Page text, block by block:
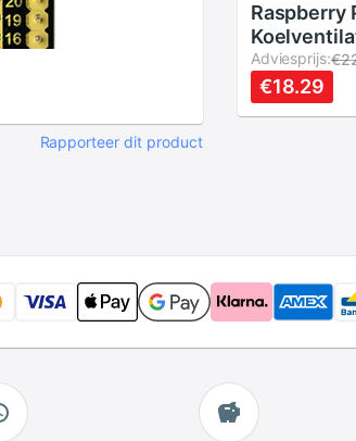
Rapporteer dit product
Raspberry
- Dubbele
4B/3B+
Adviesprijs:
€18.29